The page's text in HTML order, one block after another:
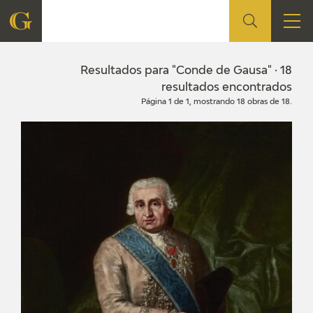
PROGRAMACIÓN
Resultados para "Conde de Gausa" · 18
resultados encontrados
Página 1 de 1, mostrando 18 obras de 18.